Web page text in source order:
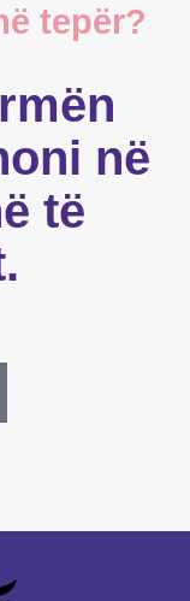
tepër?
në
të